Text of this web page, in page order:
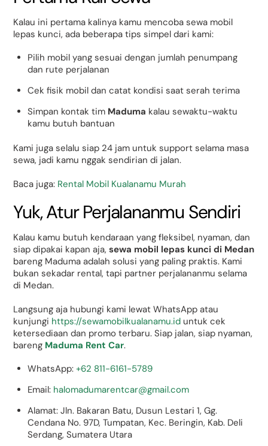
Kalau ini pertama kalinya kamu mencoba sewa mobil
lepas kunci, ada beberapa tips simpel dari kami:
Pilih mobil yang sesuai dengan jumlah penumpang
dan rute perjalanan
Cek fisik mobil dan catat kondisi saat serah terima
Simpan kontak tim Maduma kalau sewaktu-waktu
kamu butuh bantuan
Kami juga selalu siap 24 jam untuk support selama masa
sewa, jadi kamu nggak sendirian di jalan.
Baca juga: Rental Mobil Kualanamu Murah
Yuk, Atur Perjalananmu Sendiri
Kalau kamu butuh kendaraan yang fleksibel, nyaman, dan
siap dipakai kapan aja,sewa mobil lepas kunci di Medan
bareng Maduma adalah solusi yang paling praktis. Kami
bukan sekadar rental, tapi partner perjalananmu selama
di Medan.
Langsung aja hubungi kami lewat WhatsApp atau
kunjungi https://sewamobilkualanamu.id untuk cek
ketersediaan dan promo terbaru. Siap jalan, siap nyaman,
bareng Maduma Rent Car.
WhatsApp:+62 811-6161-5789
Email: halomadumarentcar@gmail.com
Alamat: Jln. Bakaran Batu, Dusun Lestari 1, Gg.
Cendana No. 97D, Tumpatan, Kec. Beringin, Kab. Deli
Serdang, Sumatera Utara